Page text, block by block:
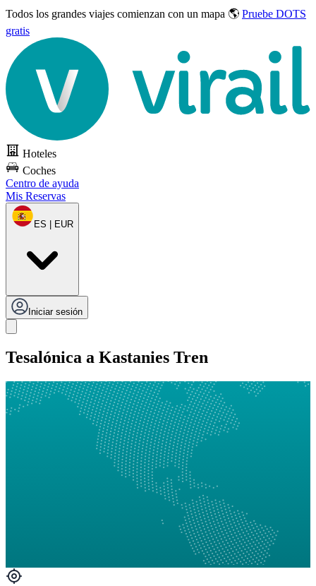
Todos los grandes viajes comienzan con un mapa 🌎 Pruebe DOTS
gratis
Hoteles
Coches
Centro de ayuda
Mis Reservas
ES | EUR
Iniciar sesión
Tesalónica a Kastanies Tren